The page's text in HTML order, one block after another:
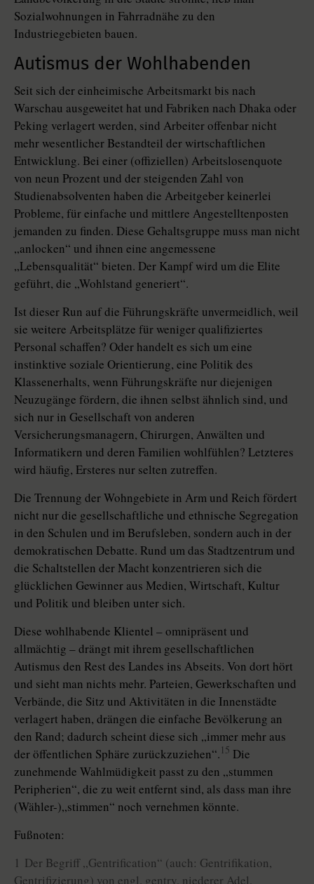
Sozialwohnungen in Fahrradnähe zu den
Industriegebieten bauen.
Autismus der Wohlhabenden
Seit sich der einheimische Arbeitsmarkt bis nach
Warschau ausgeweitet hat und Fabriken nach Dhaka oder
Peking verlagert werden, sind Arbeiter offenbar nicht
mehr wesentlicher Bestandteil der wirtschaftlichen
Entwicklung. Bei einer (offiziellen) Arbeitslosenquote
von neun Prozent und der steigenden Zahl von
Studienabsolventen haben die Arbeitgeber keinerlei
Probleme, für einfache und mittlere Angestelltenposten
jemanden zu finden. Diese Gehaltsgruppe muss man nicht
„anlocken“ und ihnen eine angemessene
„Lebensqualität“ bieten. Der Kampf wird um die Elite
geführt, die „Wohlstand generiert“.
Ist dieser Run auf die Führungskräfte unvermeidlich, weil
sie weitere Arbeitsplätze für weniger qualifiziertes
Personal schaffen? Oder handelt es sich um eine
instinktive soziale Orientierung, eine Politik des
Klassenerhalts, wenn Führungskräfte nur diejenigen
Neuzugänge fördern, die ihnen selbst ähnlich sind, und
sich nur in Gesellschaft von anderen
Versicherungsmanagern, Chirurgen, Anwälten und
Informatikern und deren Familien wohlfühlen? Letzteres
wird häufig, Ersteres nur selten zutreffen.
Die Trennung der Wohngebiete in Arm und Reich fördert
nicht nur die gesellschaftliche und ethnische Segregation
in den Schulen und im Berufsleben, sondern auch in der
demokratischen Debatte. Rund um das Stadtzentrum und
die Schaltstellen der Macht konzentrieren sich die
glücklichen Gewinner aus Medien, Wirtschaft, Kultur
und Politik und bleiben unter sich.
Diese wohlhabende Klientel – omnipräsent und
allmächtig – drängt mit ihrem gesellschaftlichen
Autismus den Rest des Landes ins Abseits. Von dort hört
und sieht man nichts mehr. Parteien, Gewerkschaften und
Verbände, die Sitz und Aktivitäten in die Innenstädte
verlagert haben, drängen die einfache Bevölkerung an
den Rand; dadurch scheint diese sich „immer mehr aus
der öffentlichen Sphäre zurückzuziehen“. 15 Die
zunehmende Wahlmüdigkeit passt zu den „stummen
Peripherien“, die zu weit entfernt sind, als dass man ihre
(Wähler-)„stimmen“ noch vernehmen könnte.
Fußnoten:
1 Der Begriff „Gentrification“ (auch: Gentrifikation,
Gentrifizierung) von engl. gentry, niederer Adel,